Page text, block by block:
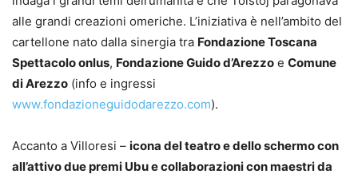
alle grandi creazioni omeriche. L’iniziativa è nell’ambito del
cartellone nato dalla sinergia tra Fondazione Toscana
Spettacolo onlus, Fondazione Guido d’Arezzo e Comune
di Arezzo (info e ingressi
www.fondazioneguidodarezzo.com).
Accanto a Villoresi – icona del teatro e dello schermo con
all’attivo due premi Ubu e collaborazioni con maestri da